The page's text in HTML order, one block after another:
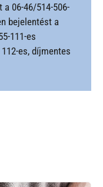
06-46/514-506-
bejelentést a
111-es
es, díjmentes